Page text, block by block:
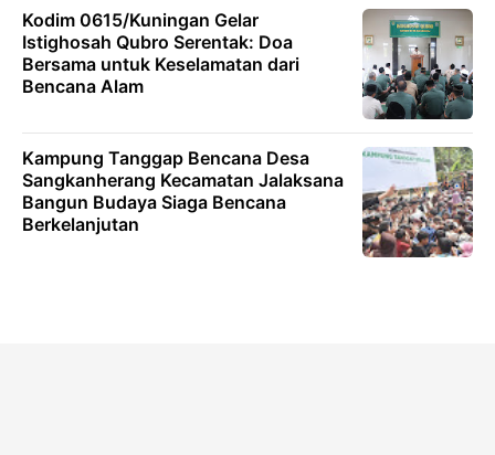
Kodim 0615/Kuningan Gelar
Istighosah Qubro Serentak: Doa
Bersama untuk Keselamatan dari
Bencana Alam
Kampung Tanggap Bencana Desa
Sangkanherang Kecamatan Jalaksana
Bangun Budaya Siaga Bencana
Berkelanjutan